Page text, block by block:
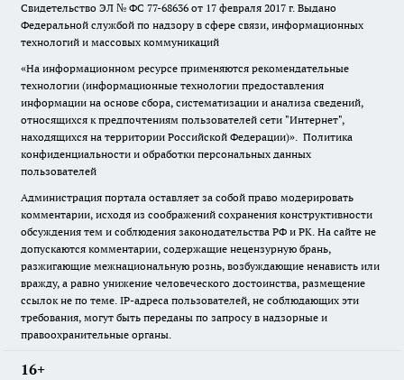
Свидетельство ЭЛ № ФС 77-68636 от 17 февраля 2017 г. Выдано
Федеральной службой по надзору в сфере связи, информационных
технологий и массовых коммуникаций
«На информационном ресурсе применяются рекомендательные
технологии (информационные технологии предоставления
информации на основе сбора, систематизации и анализа сведений,
относящихся к предпочтениям пользователей сети "Интернет",
находящихся на территории Российской Федерации)». Политика
конфиденциальности и обработки персональных данных
пользователей
Администрация портала оставляет за собой право модерировать
комментарии, исходя из соображений сохранения конструктивности
обсуждения тем и соблюдения законодательства РФ и РК. На сайте не
допускаются комментарии, содержащие нецензурную брань,
разжигающие межнациональную рознь, возбуждающие ненависть или
вражду, а равно унижение человеческого достоинства, размещение
ссылок не по теме. IP-адреса пользователей, не соблюдающих эти
требования, могут быть переданы по запросу в надзорные и
правоохранительные органы.
16+